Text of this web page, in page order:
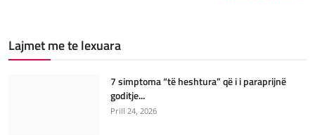
Lajmet me te lexuara
7 simptoma “të heshtura” që i i paraprijnë
goditje...
Prill 24, 2026